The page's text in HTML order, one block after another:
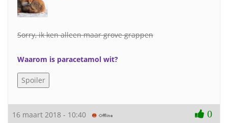
Sorry, ik ken alleen maar grove grappen
Waarom is paracetamol wit?
16 maart 2018 - 10:40 0